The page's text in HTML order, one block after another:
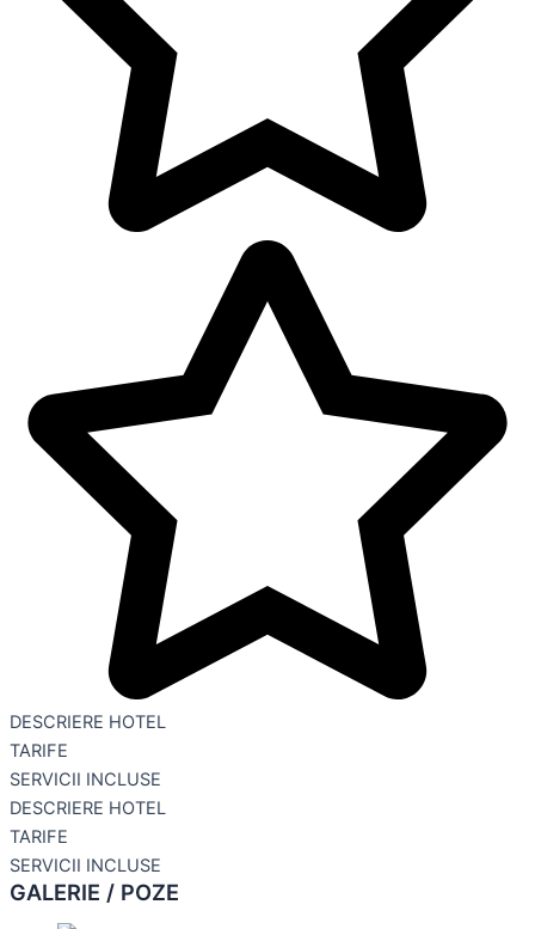
DESCRIERE HOTEL
TARIFE
SERVICII INCLUSE
DESCRIERE HOTEL
TARIFE
SERVICII INCLUSE
GALERIE / POZE